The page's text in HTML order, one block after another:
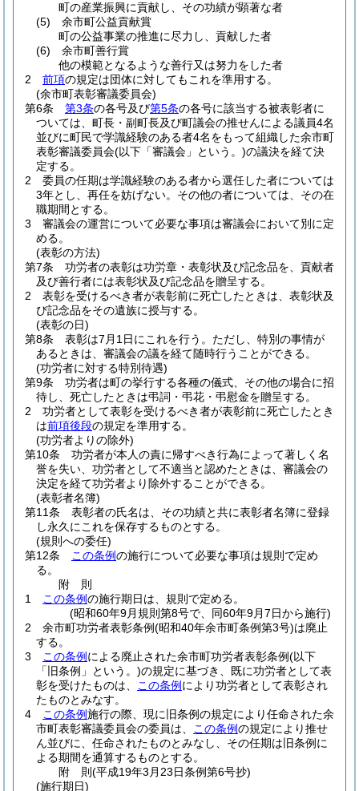
町の産業振興に貢献し、その功績が顕著な者
(5)
余市町公益貢献賞
町の公益事業の推進に尽力し、貢献した者
(6)
余市町善行賞
他の模範となるような善行又は努力をした者
2
前項の規定は団体に対してもこれを準用する。
(余市町表彰審議委員会)
第6条
第3条の各号及び第5条の各号に該当する被表彰者に
ついては、町長・副町長及び町議会の推せんによる議員4名
並びに町民で学識経験のある者4名をもって組織した余市町
表彰審議委員会(以下「審議会」という。)の議決を経て決
定する。
2
委員の任期は学識経験のある者から選任した者については
3年とし、再任を妨げない。 その他の者については、その在
職期間とする。
3
審議会の運営について必要な事項は審議会において別に定
める。
(表彰の方法)
第7条
功労者の表彰は功労章・表彰状及び記念品を、貢献者
及び善行者には表彰状及び記念品を贈呈する。
2
表彰を受けるべき者が表彰前に死亡したときは、表彰状及
び記念品をその遺族に授与する。
(表彰の日)
第8条
表彰は7月1日にこれを行う。 ただし、特別の事情が
あるときは、審議会の議を経て随時行うことができる。
(功労者に対する特別待遇)
第9条
功労者は町の挙行する各種の儀式、その他の場合に招
待し、死亡したときは弔詞・弔花・弔慰金を贈呈する。
2
功労者として表彰を受けるべき者が表彰前に死亡したとき
は前項後段の規定を準用する。
(功労者よりの除外)
第10条
功労者が本人の責に帰すべき行為によって著しく名
誉を失い、功労者として不適当と認めたときは、審議会の
決定を経て功労者より除外することができる。
(表彰者名簿)
第11条
表彰者の氏名は、その功績と共に表彰者名簿に登録
し永久にこれを保存するものとする。
(規則への委任)
第12条
この条例の施行について必要な事項は規則で定め
る。
附 則
1
この条例の施行期日は、規則で定める。
(昭和60年9月規則第8号で、同60年9月7日から施行)
2
余市町功労者表彰条例(昭和40年余市町条例第3号)は廃止
する。
3
この条例 による廃止された余市町功労者表彰条例(以下
「旧条例」という。)の規定に基づき、既に功労者として表
彰を受けたものは、
この条例 により功労者として表彰され
たものとみなす。
4
この条例施行の際、現に旧条例の規定により任命された余
市町表彰審議委員会の委員は、
この条例の規定により推せ
ん並びに、任命されたものとみなし、その任期は旧条例に
よる期間を通算するものとする。
附 則(平成19年3月23日条例第6号抄)
(施行期日)